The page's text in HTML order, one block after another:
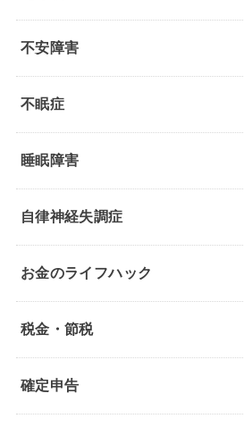
不安障害
不眠症
睡眠障害
自律神経失調症
お金のライフハック
税金・節税
確定申告